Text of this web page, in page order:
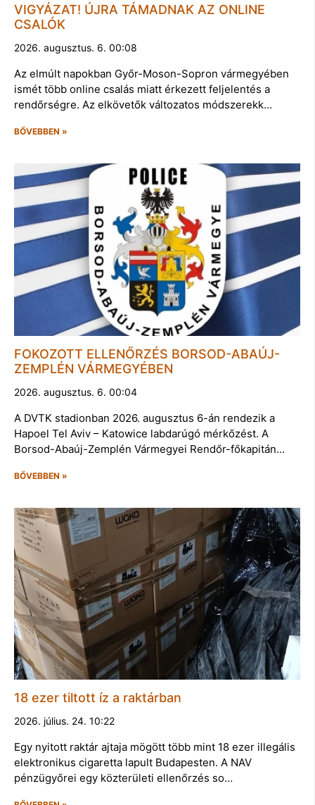
VIGYÁZAT! ÚJRA TÁMADNAK AZ ONLINE
CSALÓK
2026. augusztus. 6. 00:08
Az elmúlt napokban Győr-Moson-Sopron vármegyében
ismét több online csalás miatt érkezett feljelentés a
rendőrségre. Az elkövetők változatos módszerekk…
BŐVEBBEN »
FOKOZOTT ELLENŐRZÉS BORSOD-ABAÚJ-
ZEMPLÉN VÁRMEGYÉBEN
2026. augusztus. 6. 00:04
A DVTK stadionban 2026. augusztus 6-án rendezik a
Hapoel Tel Aviv – Katowice labdarúgó mérkőzést. A
Borsod-Abaúj-Zemplén Vármegyei Rendőr-főkapitán…
BŐVEBBEN »
18 ezer tiltott íz a raktárban
2026. július. 24. 10:22
Egy nyitott raktár ajtaja mögött több mint 18 ezer illegális
elektronikus cigaretta lapult Budapesten. A NAV
pénzügyőrei egy közterületi ellenőrzés so…